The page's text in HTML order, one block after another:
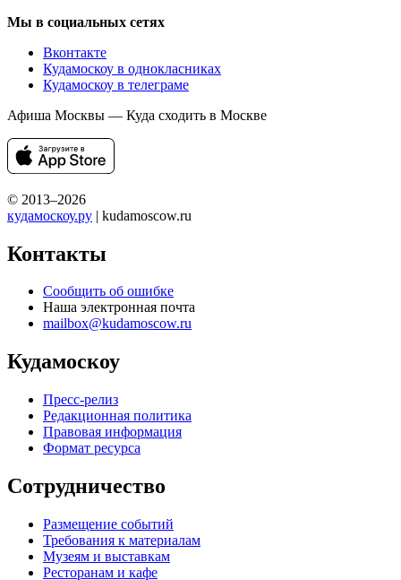
Мы в социальных сетях
Вконтакте
Кудамоскоу в однокласниках
Кудамоскоу в телеграме
Афиша Москвы — Куда сходить в Москве
© 2013–2026
кудамоскоу.ру | kudamoscow.ru
Контакты
Сообщить об ошибке
Наша электронная почта
mailbox@kudamoscow.ru
Кудамоскоу
Пресс-релиз
Редакционная политика
Правовая информация
Формат ресурса
Сотрудничество
Размещение событий
Требования к материалам
Музеям и выставкам
Ресторанам и кафе